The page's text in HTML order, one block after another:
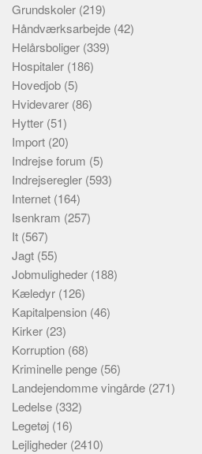
Grundskoler (219)
Håndværksarbejde (42)
Helårsboliger (339)
Hospitaler (186)
Hovedjob (5)
Hvidevarer (86)
Hytter (51)
Import (20)
Indrejse forum (5)
Indrejseregler (593)
Internet (164)
Isenkram (257)
It (567)
Jagt (55)
Jobmuligheder (188)
Kæledyr (126)
Kapitalpension (46)
Kirker (23)
Korruption (68)
Kriminelle penge (56)
Landejendomme vingårde (271)
Ledelse (332)
Legetøj (16)
Lejligheder (2410)